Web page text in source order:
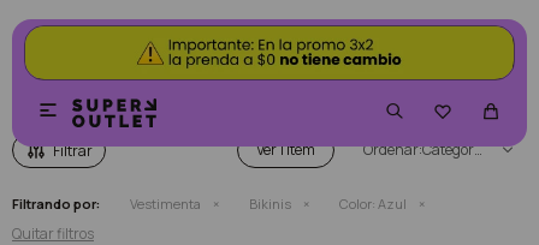


Ver Categoría
Filtrando por: Vestimenta Bikinis Color: Azul
Quitar filtros